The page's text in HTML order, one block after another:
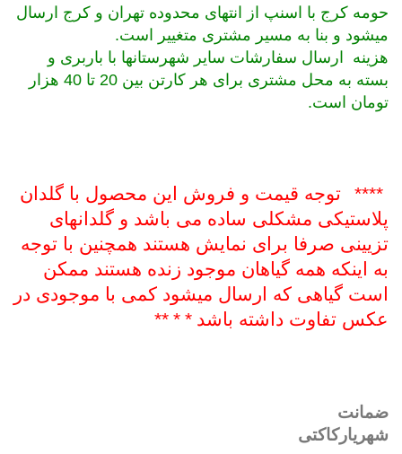
حومه کرج با اسنپ از انتهای محدوده تهران و کرج ارسال
میشود و بنا به مسیر مشتری متغییر است.
هزینه ارسال سفارشات سایر شهرستانها با باربری و
بسته به محل مشتری برای هر کارتن بین 20 تا 40 هزار
تومان است.
****
توجه قیمت و فروش این محصول با گلدان
پلاستیکی مشکلی ساده می باشد و گلدانهای
تزیینی صرفا برای نمایش هستند همچنین با توجه
به اینکه همه گیاهان موجود زنده هستند ممکن
است گیاهی که ارسال میشود کمی با موجودی در
عکس تفاوت داشته باشد *
*
**
ضمانت
شهریارکاکتی